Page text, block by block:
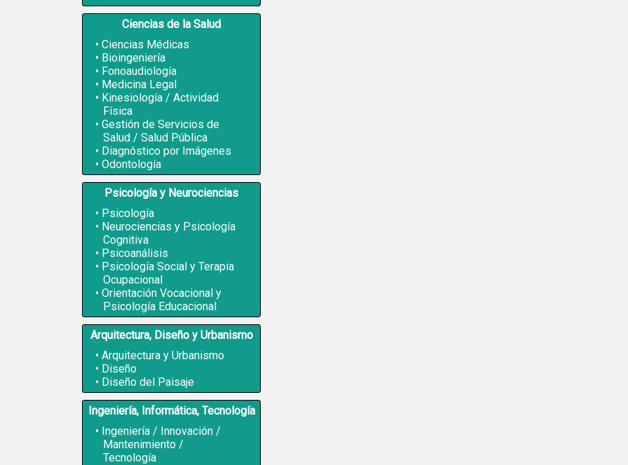
Ciencias de la Salud
Ciencias Médicas
Bioingeniería
Fonoaudiología
Medicina Legal
Kinesiología / Actividad
Física
Gestión de Servicios de
Salud / Salud Pública
Diagnóstico por Imágenes
Odontología
Psicología y Neurociencias
Psicología
Neurociencias y Psicología
Cognitiva
Psicoanálisis
Psicología Social y Terapia
Ocupacional
Orientación Vocacional y
Psicología Educacional
Arquitectura, Diseño y Urbanismo
Arquitectura y Urbanismo
Diseño
Diseño del Paisaje
Ingeniería, Informática, Tecnología
Ingeniería / Innovación /
Mantenimiento /
Tecnología